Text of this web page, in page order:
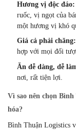
Hương vị độc đáo:
ruốc,vị ngọt của
một hương vị khó
Giá cả phải
hợp với mọi đối
Ăn dễ dàng, dễ
nơi,rất tiện lợi.
Vì sao nên chọn
hóa?
Bình Thuận Logistics